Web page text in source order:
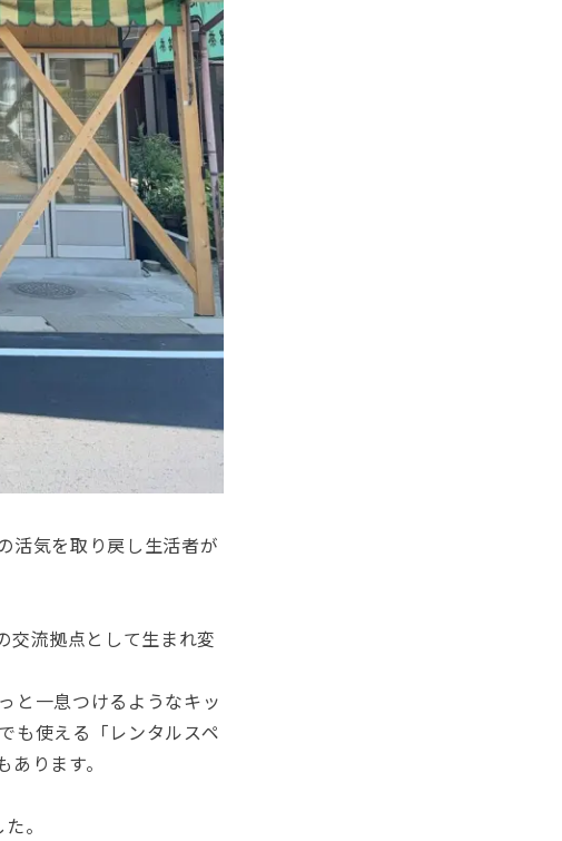
活気を取り戻し生活者が
交流拠点として生まれ変
と一息つけるようなキッ
でも使える「レンタルスペ
ります。
。